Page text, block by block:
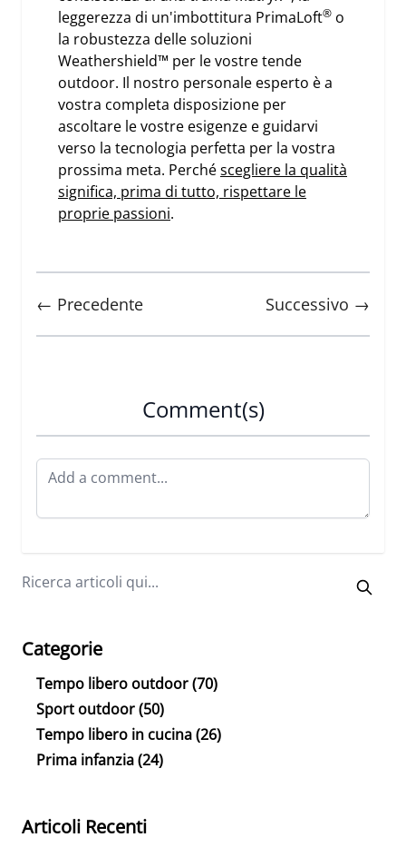
leggerezza di un'imbottitura PrimaLoft® o
la robustezza delle soluzioni
Weathershield™ per le vostre tende
outdoor. Il nostro personale esperto è a
vostra completa disposizione per
ascoltare le vostre esigenze e guidarvi
verso la tecnologia perfetta per la vostra
prossima meta. Perchéscegliere la qualità
significa, prima di tutto, rispettare le
proprie passioni.
← Precedente Successivo →
Comment(s)
Categorie
Tempo libero outdoor(70)
Sport outdoor(50)
Tempo libero in cucina(26)
Prima infanzia(24)
Articoli Recenti